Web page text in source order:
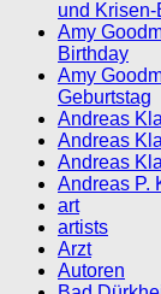
und
Amy
Birthday
Amy
Geburtstag
Andreas
Andreas
Andreas
Andreas P.
art
artists
Arzt
Autoren